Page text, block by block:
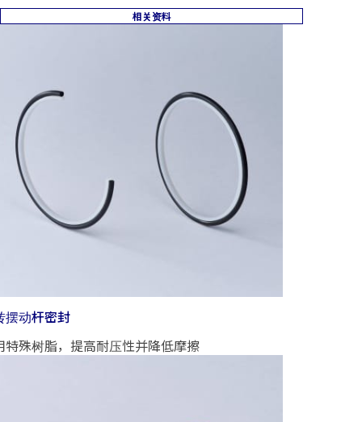
相关资料
摆动杆密封
特殊树脂，提高耐压性并降低摩擦